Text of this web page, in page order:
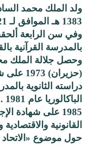
ولد الملك محمد
وفي سن الرابعة
بالمدرسة القرآنية
دراسته الثانوية
1985 على شهادة
القانونية
حول موضوع «الاتحاد